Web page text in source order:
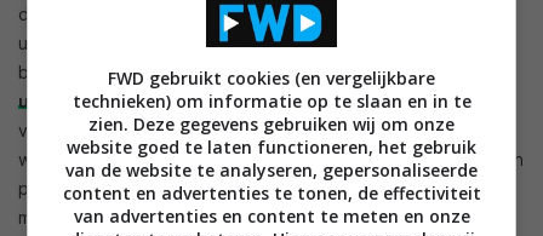
dat Apple voortaan gebruikers in moet lichten over iOS-
updates die de prestaties van het apparaat kunnen
beïnvloeden. In 2017 bracht het Amerikaanse bedrijf
update uitdie de prestaties van iOS-apparaten
verminderden. Het ging met name om oudere iPhones,
waardoor het idee leefde dat de fabrikant zodoende mensen
probeerde te laten overstappen op nieuwe modellen. Straks
moet daar geen verwarring meer over kunnen of mogen
FWD gebruikt cookies (en vergelijkbare
technieken) om informatie op te slaan en in te
zien. Deze gegevens gebruiken wij om onze
website goed te laten functioneren, het gebruik
van de website te analyseren, gepersonaliseerde
content en advertenties te tonen, de effectiviteit
van advertenties en content te meten en onze